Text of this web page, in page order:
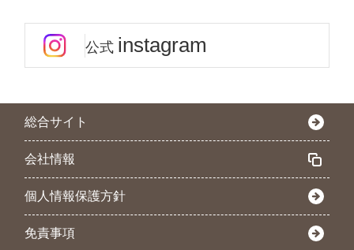
公式 instagram
総合サイト
会社情報
個人情報保護方針
免責事項